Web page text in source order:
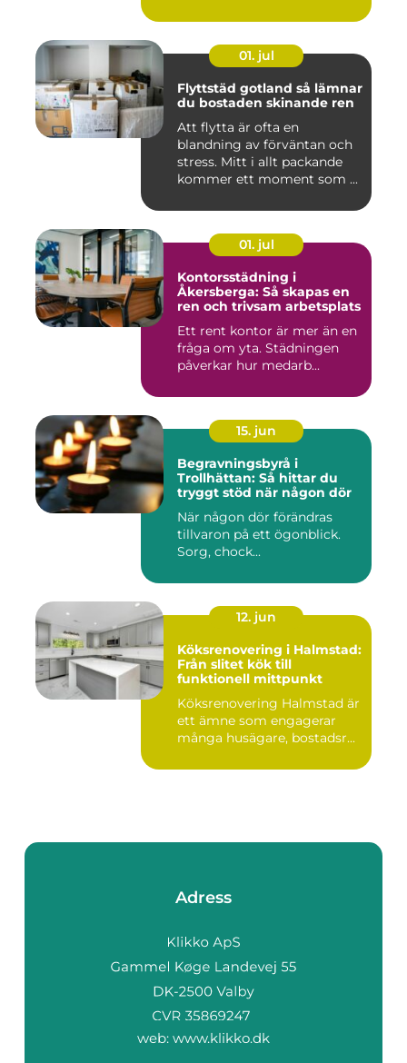
01. jul
Flyttstäd gotland så lämnar
du bostaden skinande ren
Att flytta är ofta en
blandning av förväntan och
stress. Mitt i allt packande
kommer ett moment som ...
01. jul
Kontorsstädning i
Åkersberga: Så skapas en
ren och trivsam arbetsplats
Ett rent kontor är mer än en
fråga om yta. Städningen
påverkar hur medarb...
15. jun
Begravningsbyrå i
Trollhättan: Så hittar du
tryggt stöd när någon dör
När någon dör förändras
tillvaron på ett ögonblick.
Sorg, chock...
12. jun
Köksrenovering i Halmstad:
Från slitet kök till
funktionell mittpunkt
Köksrenovering Halmstad är
ett ämne som engagerar
många husägare, bostadsr...
Adress
web: www.klikko.dk